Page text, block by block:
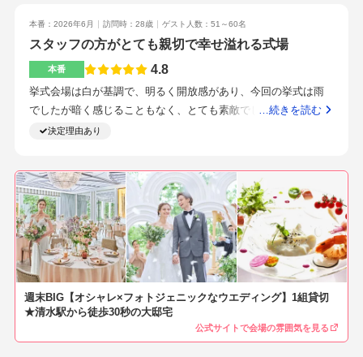
ナーさんやpjさんの対応が素晴らしくて、理想の結婚式をあげる
ことができます。式場当日は台風予報のため雨が降ってました
が、それを感じさせないほど、素敵な式をあげることができ、
天気に左右されない点は最高でした。ドレス当てクイズなどの
クイズ系はすごく盛り上がりました。あと、花嫁に向けてのサ
プライズも盛り上がりました。立地です。駅から徒歩5分という
こと、地元の式場であるという点です。ブライダルフェアの歳
元にあったこと。
本番：2026年6月 訪問時：28歳 ゲスト人数：51～60名
スタッフの方がとても親切で幸せ溢れる式場
本番 4.8
挙式会場は白が基調で、明るく開放感があり、今回の挙式は雨
でしたが暗く感じることもなく、とても素敵でした。披露宴会
場も可愛らしく、60名で余裕がある感じでした！披露宴会場は
で420～430万円くらいで、最終的に60名で450万ちょっとになり
ました！新婦のこだわりでご飯や飲み物のプランが上がった
り、引き出物を少し良いものにしたりしたことで上がりまし
た。プチギフトを持ち込んだら5000円、持ち込み料がかかりま
した。•挙式料とデザートビュッフェ全額プレゼントしていただ
きました！試食会を経て、自分達が食べたい物やこだわりたい
物を詰め込みました！お肉がとっても好評でした！私達のご飯
も式終了後にゆっくり食べさせていただけて嬉しかったです！
清水駅から徒歩1分以内で着きます。遠方から来るゲストがいる
…続きを読む
決定理由あり
週末BIG【オシャレ×フォトジェニックなウエディング】1組貸切
★清水駅から徒歩30秒の大邸宅
公式サイトで会場の雰囲気を見る